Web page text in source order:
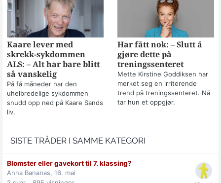
Kaare lever med
skrekk-sykdommen
ALS: – Alt har bare blitt
så vanskelig
På få måneder har den
uhelbredelige sykdommen
snudd opp ned på Kaare Sands
liv.
Har fått nok: – Slutt å
gjøre dette på
treningssenteret
Mette Kirstine Goddiksen har
merket seg en irriterende
trend på treningssenteret. Nå
tar hun et oppgjør.
SISTE TRÅDER I SAMME KATEGORI
Blomster eller gavekort til 7. klassing?
Anna Bananas, 16. mai